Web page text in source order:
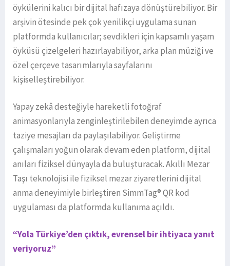
öykülerini kalıcı bir dijital hafızaya dönüştürebiliyor. Bir
arşivin ötesinde pek çok yenilikçi uygulama sunan
platformda kullanıcılar; sevdikleri için kapsamlı yaşam
öyküsü çizelgeleri hazırlayabiliyor, arka plan müziği ve
özel çerçeve tasarımlarıyla sayfalarını
kişiselleştirebiliyor.
Yapay zekâ desteğiyle hareketli fotoğraf
animasyonlarıyla zenginleştirilebilen deneyimde ayrıca
taziye mesajları da paylaşılabiliyor. Geliştirme
çalışmaları yoğun olarak devam eden platform, dijital
anıları fiziksel dünyayla da buluşturacak. Akıllı Mezar
Taşı teknolojisi ile fiziksel mezar ziyaretlerini dijital
anma deneyimiyle birleştiren SimmTag® QR kod
uygulaması da platformda kullanıma açıldı.
“Yola Türkiye’den çıktık, evrensel bir ihtiyaca yanıt
veriyoruz”